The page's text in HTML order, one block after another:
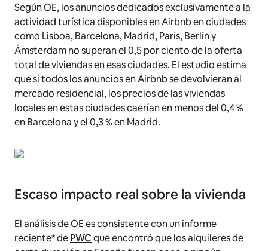
Según OE, los anuncios dedicados exclusivamente a la
actividad turística disponibles en Airbnb en ciudades
como Lisboa, Barcelona, Madrid, París, Berlín y
Ámsterdam no superan el 0,5 por ciento de la oferta
total de viviendas en esas ciudades. El estudio estima
que si todos los anuncios en Airbnb se devolvieran al
mercado residencial, los precios de las viviendas
locales en estas ciudades caerían en menos del 0,4 %
en Barcelona y el 0,3 % en Madrid.
Escaso impacto real sobre la vivienda
El análisis de OE es consistente con un informe
reciente* dePWCque encontró que los alquileres de